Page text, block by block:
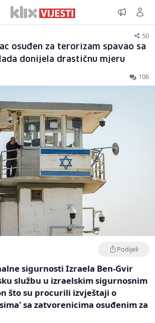
50
osuđen za terorizam spavao sa
donijela drastičnu mjeru
106
Podijeli
sigurnosti Izraela Ben-Gvir
službu u izraelskim sigurnosnim
što su procurili izvještaji o
sa zatvorenicima osuđenim za